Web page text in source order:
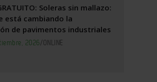
Soleras sin mallazo:
está cambiando la
de pavimentos industriales
2026/ONLINE